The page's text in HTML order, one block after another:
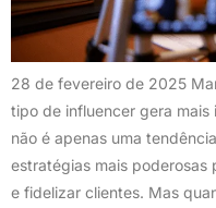
28 de fevereiro de 2025
tipo de influencer gera
não é apenas uma
estratégias mais poderosas
e fidelizar clientes. Mas